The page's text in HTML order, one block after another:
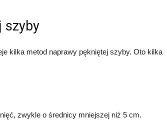
szyby
kilka metod naprawy pękniętej szyby. Oto kilka
zwykle o średnicy mniejszej niż 5 cm.